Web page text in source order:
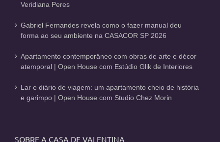
Veridiana Peres
Gabriel Fernandes revela como o fazer manual deu
forma ao seu ambiente na CASACOR SP 2026
Apartamento contemporâneo com obras de arte e décor
atemporal | Open House com Estúdio Glik de Interiores
Lar e diário de viagem: um apartamento cheio de história
e garimpo | Open House com Studio Chez Morin
SOBRE A CASA DE VALENTINA